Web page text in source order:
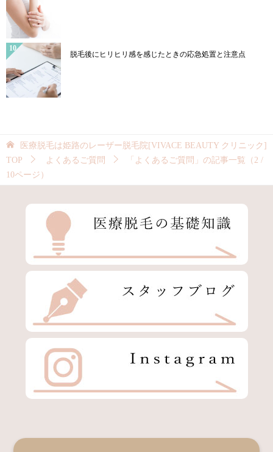
脱毛後にヒリヒリ感を感じたときの応急処置と注意点
医療脱毛は姫路のレーザー脱毛院[VIVACE BEAUTY クリニック]
TOP
よくあるご質問
「よくあるご質問」の記事一覧（2 /
10ページ）